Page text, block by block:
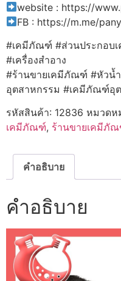
website : https://
FB : https://m.me/
#เคมีภัณฑ์ #ส่วนประกอบเ
#เครื่องสำอาง
#ร้านขายเคมีภัณฑ์ #หัวน้
อุตสาหกรรม #เคมีภัณฑ์อุ
รหัสสินค้า: 12836 หมวดห
เคมีภัณฑ์, ร้านขายเคมีภั
คำอธิบาย
คำอธิบาย